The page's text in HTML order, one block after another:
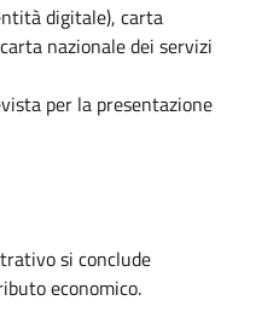
digitale), carta
nazionale dei servizi
per la presentazione
si conclude
economico.